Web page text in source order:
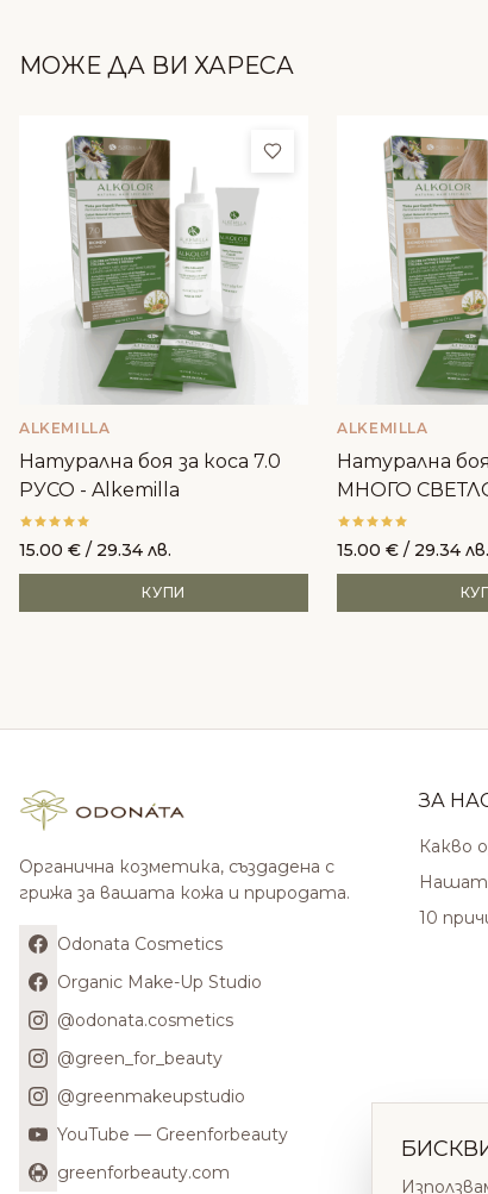
МОЖЕ ДА ВИ ХАРЕСА
Добави в любими
ALKEMILLA
Натурална боя за коса 7.0
РУСО - Alkemilla
15.00 € / 29.34 лв.
КУПИ
ALKEMILLA
Натурална
МНОГО
Alkemilla
15.00€ / 29.34 лв.
Органична козметика, създадена с
грижа за вашата кожа и природата.
Odonata Cosmetics
Organic Make-Up Studio
@odonata.cosmetics
@green_for_beauty
@greenmakeupstudio
YouTube — Greenforbeauty
greenforbeauty.com
ЗА
Какво
10